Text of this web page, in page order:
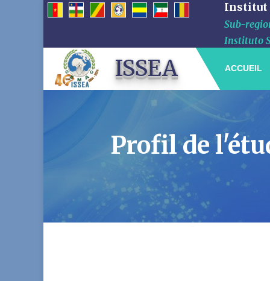
Institut
Sub-
Instituto
ISSEA ACCUEIL
Profil de